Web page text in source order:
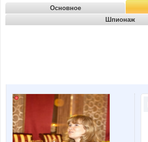
Основное
Шпионаж